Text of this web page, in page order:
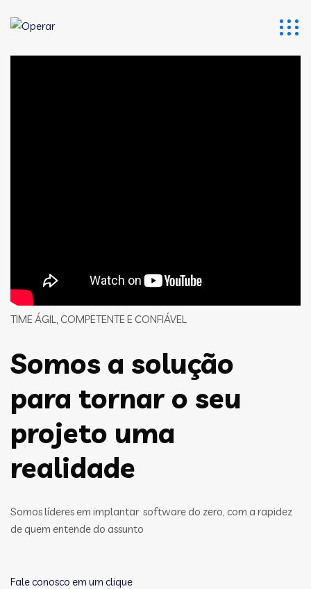
TIME ÁGIL, COMPETENTE E CONFIÁVEL
Somos a solução
para tornar o seu
projeto uma
realidade
Somos líderes em implantar software do zero, com a rapidez
de quem entende do assunto
Fale conosco em um clique